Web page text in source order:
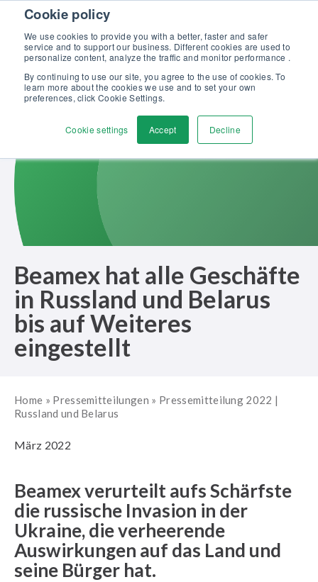
Cookie policy
We use cookies to provide you with a better, faster and safer
service and to support our business. Different cookies are used to
personalize content, analyze the traffic and monitor performance .
By continuing to use our site, you agree to the use of cookies. To
learn more about the cookies we use and to set your own
preferences, click Cookie Settings.
Cookie settings Accept Decline
Skip to content
Kalibriergrundlagen Druck (eBook) – jetzt kostenlos herunterladen!
Kontaktieren
Beamex hat alle Geschäfte
in Russland und Belarus
bis auf Weiteres
eingestellt
Home » Pressemitteilungen » Pressemitteilung 2022 |
Russland und Belarus
März 2022
Beamex verurteilt aufs Schärfste
die russische Invasion in der
Ukraine, die verheerende
Auswirkungen auf das Land und
seine Bürger hat.